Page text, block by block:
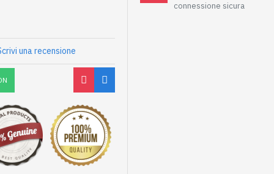
una recensione
connessione sicura